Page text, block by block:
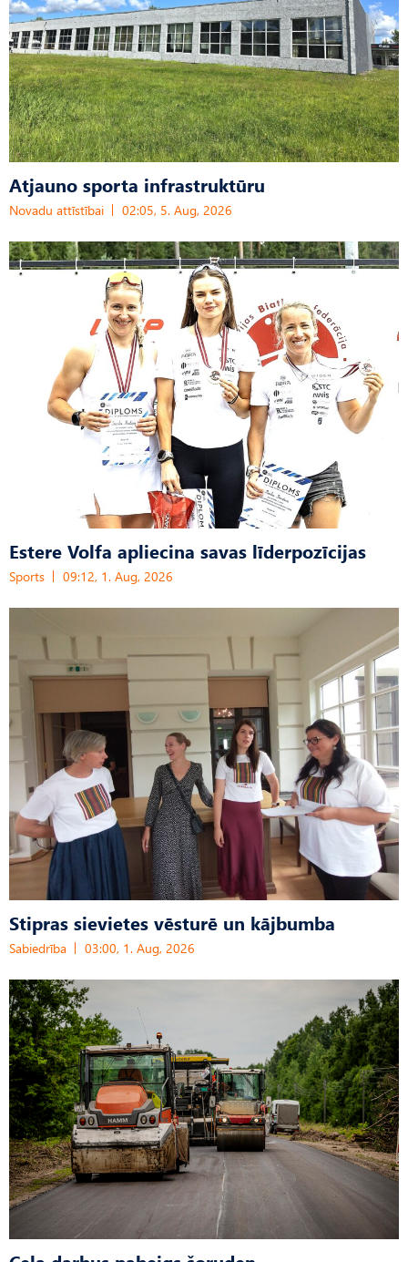
Atjauno sporta infrastruktūru
Novadu attīstībai 02:05, 5. Aug, 2026
Estere Volfa apliecina savas līderpozīcijas
Sports 09:12, 1. Aug, 2026
Stipras sievietes vēsturē un kājbumba
Sabiedrība 03:00, 1. Aug, 2026